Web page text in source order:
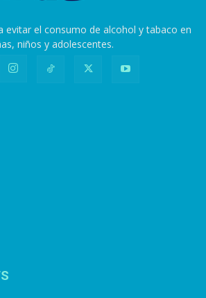
evitar el consumo de alcohol y tabaco en
niños y adolescentes.